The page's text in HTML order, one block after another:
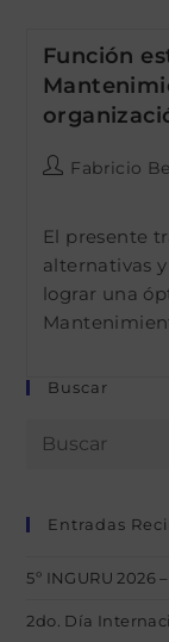
Función
Autor
entrada:
Fabricio
El presente
alternativas
lograr una
Buscar
Entradas
5º INGURU 2026
2do. Día